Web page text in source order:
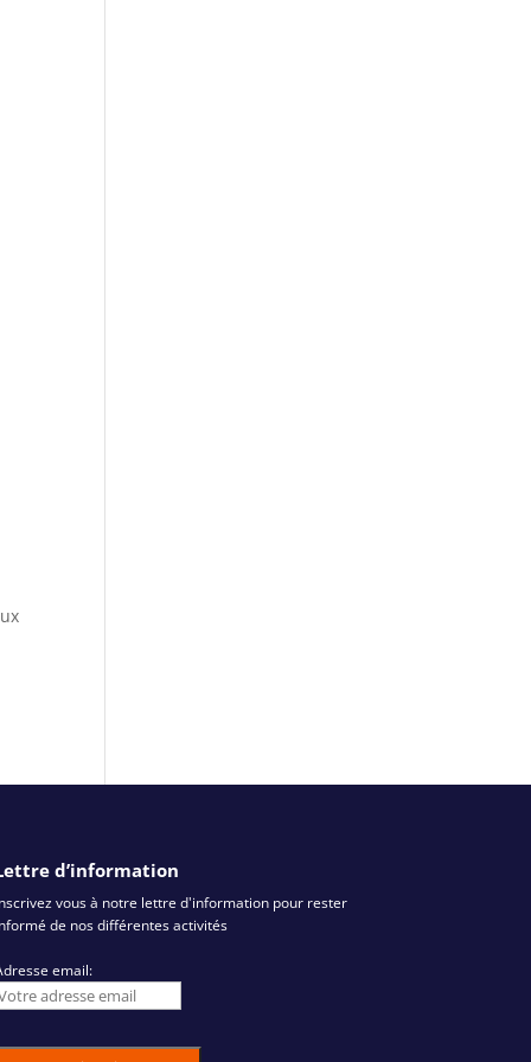
d’information
vous à notre lettre d'information pour rester
de nos différentes activités
email: